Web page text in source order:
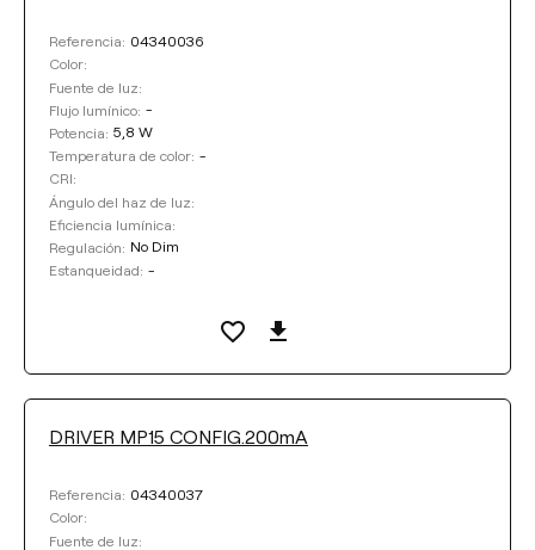
Referencia: 04340036
Color:
Fuente de luz:
Flujo lumínico: -
Potencia: 5,8 W
Temperatura de color: -
CRI:
Ángulo del haz de luz:
Eficiencia lumínica:
Regulación: No Dim
Estanqueidad: -
DRIVER MP15 CONFIG.200mA
Referencia: 04340037
Color:
Fuente de luz: